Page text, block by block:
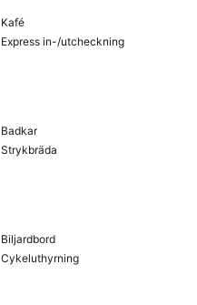
Kafé
Express in-/utcheckning
Badkar
Strykbräda
Biljardbord
Cykeluthyrning